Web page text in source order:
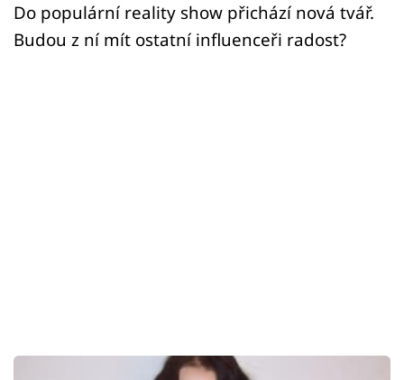
Do populární reality show přichází nová tvář.
Budou z ní mít ostatní influenceři radost?